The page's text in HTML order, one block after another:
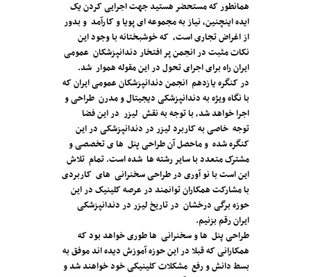
همانطور که مستحضر هستید جهت اجرایی کردن یک
ایده اینچنین، نیاز به مجموعه ای پویا و کارآمد و بدور
از اغراض تجاری است، که خوشبختانه با وجود این
نکات مثبت در انجمن پر افتخار دندانپزشکان عمومی
ایران راه برای اجرای تحول در این مقوله هموار شد.
در کنگره یازدهم انجمن دندانپزشکان عمومی ایران که
با نگاه ویژه به دندانپزشکی دیجیتال و مدرن طراحی و
اجرا خواهد شد، با توجه به نقش لیزر در این فضا
توجه خاصی به کاربرد لیزر در دندانپزشکی در این
کنگره شده و ماحصل آن طراحی پنل ها ی تخصصی و
مشترک متعدد با سایر رشته ها شده است. تمام تلاش
این است با نو آوری در طراحی سخنرانی های کاربردی
با مشارکت همکاران توانمند در عرصه کلینیک در این
حوزه برگی درخشان در تاریخ لیزر در دندانپزشکی
ایران رقم بزنیم.
طراحی پنل ها و سخنرانی ها طوری خواهد بود که
همکارانی که قبلا در این حوزه آموزش دیده اند موفق به
بسط دانش و رفع مشکلات کلینیکی خود خواهند شد و